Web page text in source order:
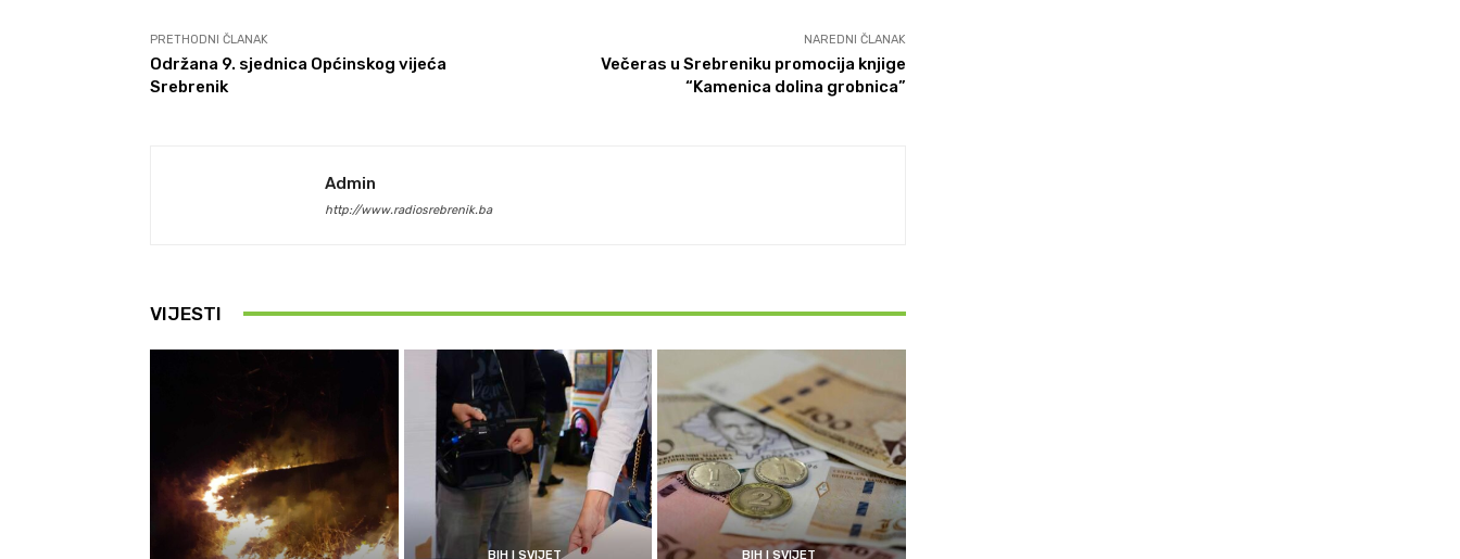
PRETHODNI ČLANAK
Održana 9. sjednica Općinskog vijeća
Srebrenik
NAREDNI ČLANAK
Večeras u Srebreniku promocija knjige
“Kamenica dolina grobnica”
Admin
http://www.radiosrebrenik.ba
VIJESTI
BIH I SVIJET BIH I SVIJET